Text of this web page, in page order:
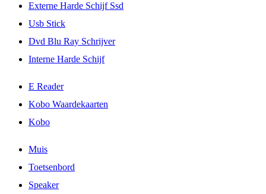
Externe Harde Schijf Ssd
Usb Stick
Dvd Blu Ray Schrijver
Interne Harde Schijf
E Reader
Kobo Waardekaarten
Kobo
Muis
Toetsenbord
Speaker